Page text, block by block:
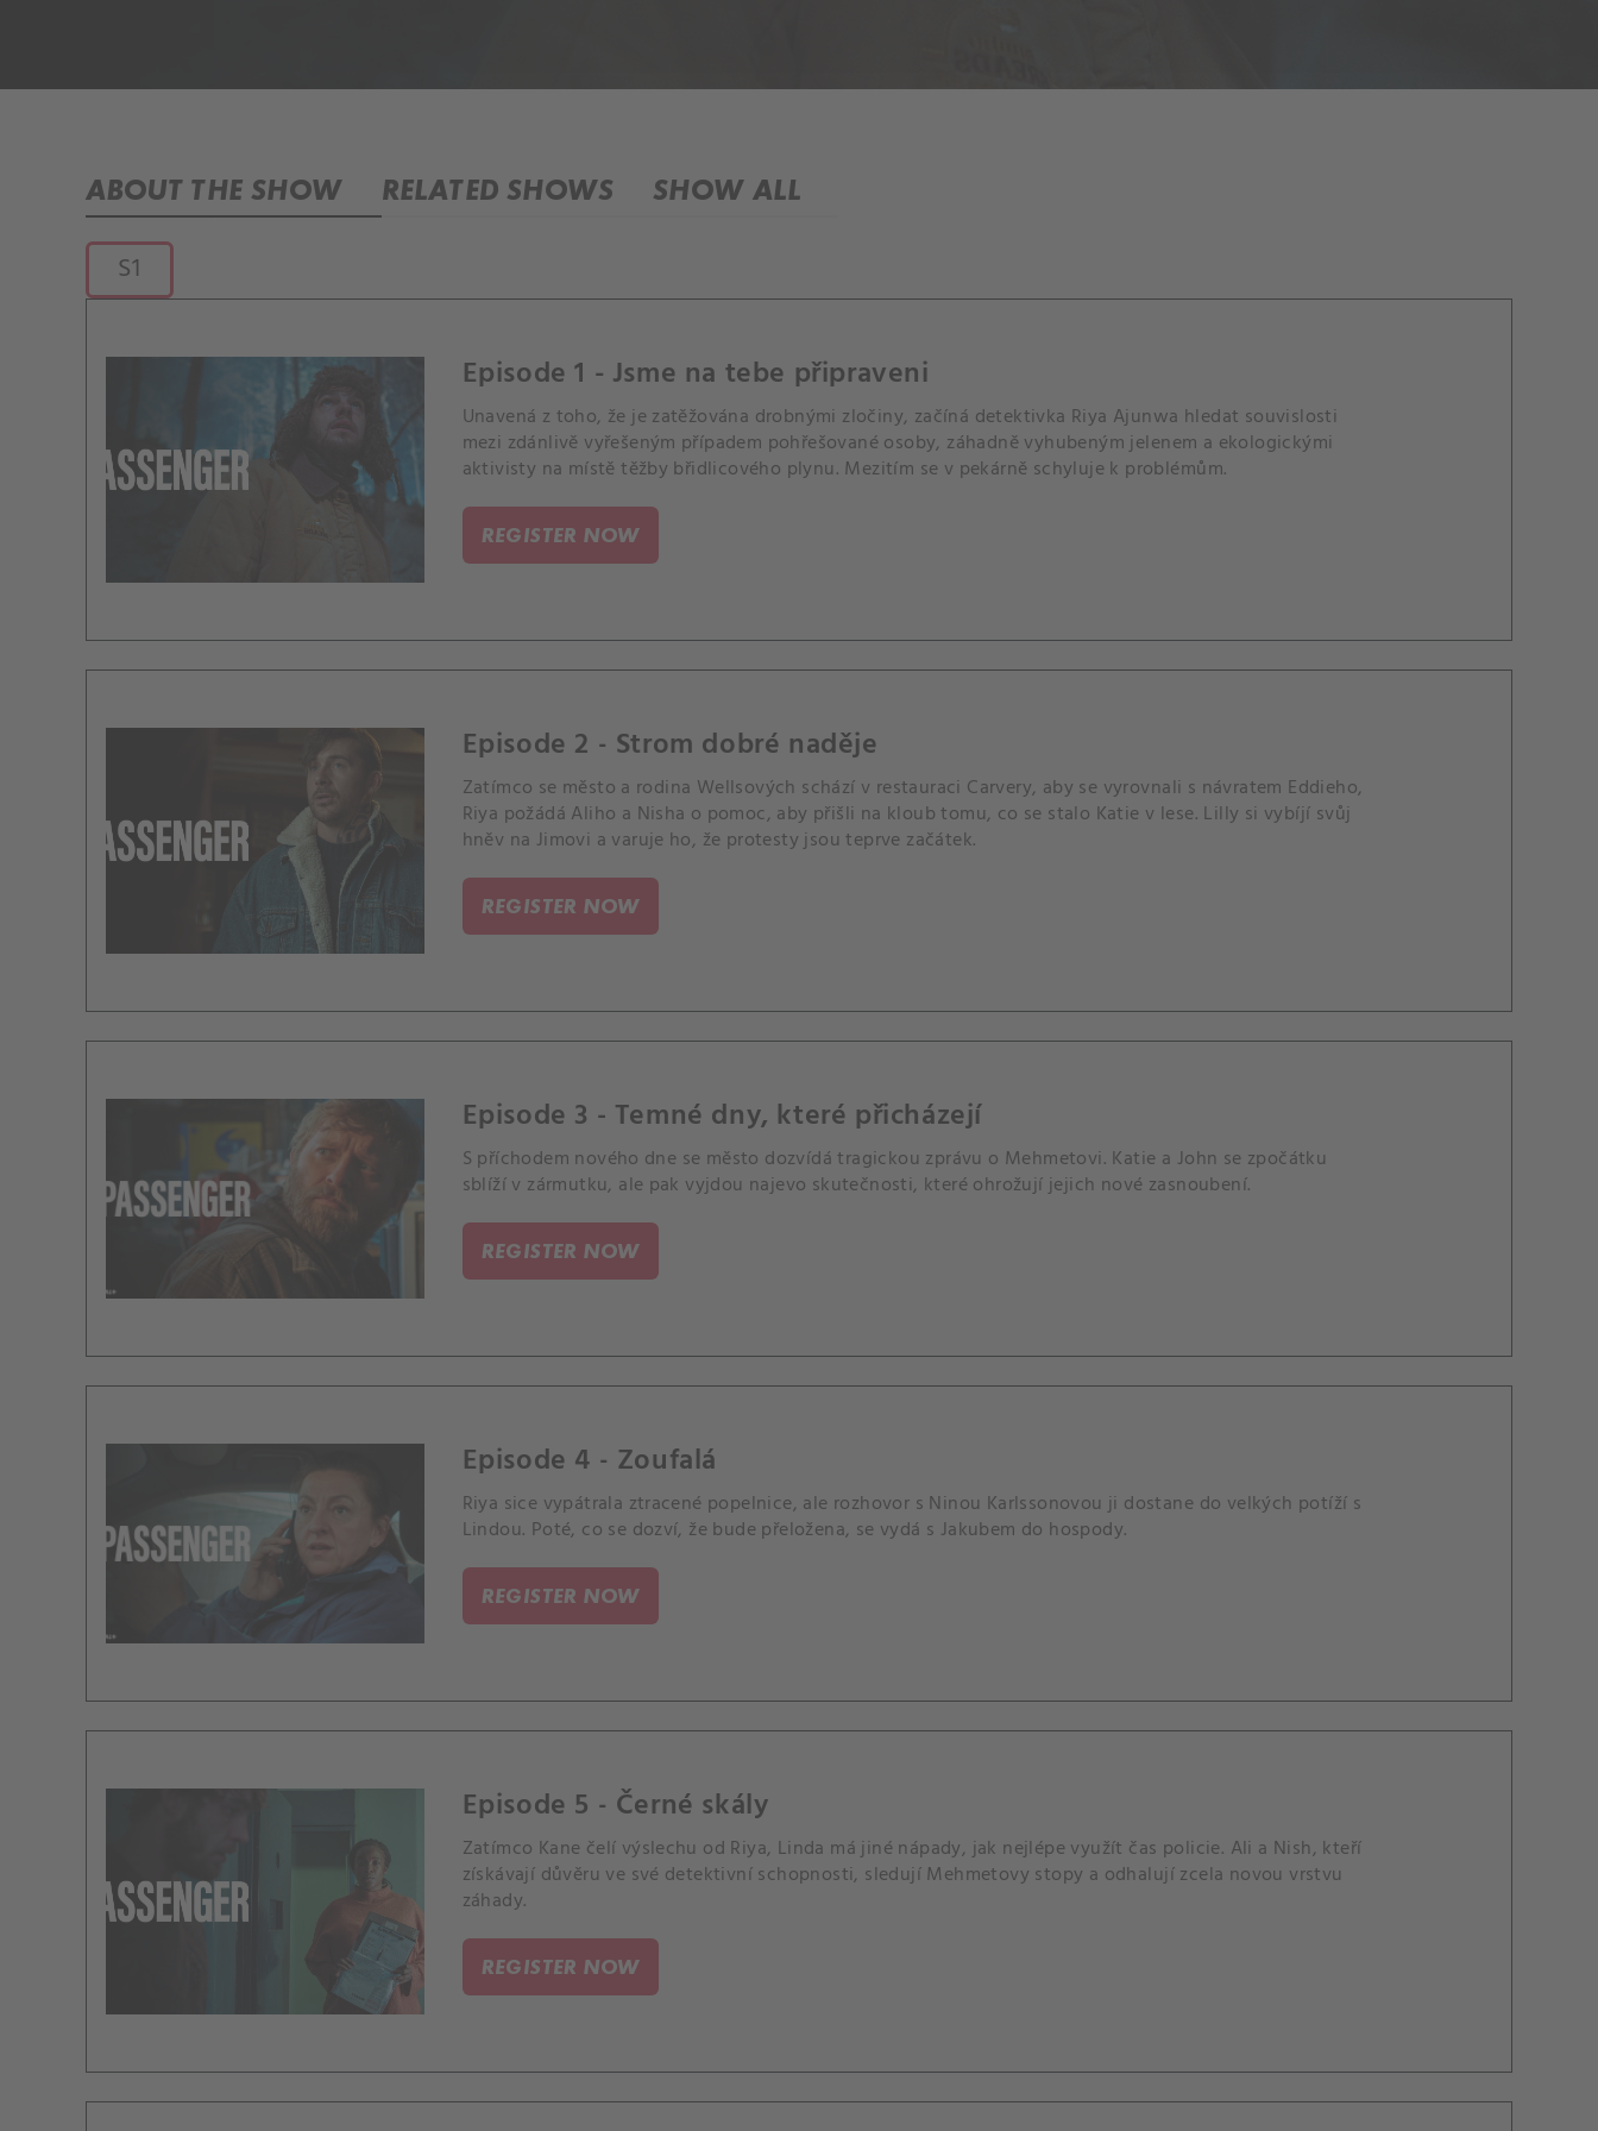
ABOUT THE SHOW RELATED SHOWS SHOW ALL
S1
Episode 1 - Jsme na tebe připraveni
Unavená z toho, že je zatěžována drobnými zločiny, začíná detektivka Riya Ajunwa hledat souvislosti
mezi zdánlivě vyřešeným případem pohřešované osoby, záhadně vyhubeným jelenem a ekologickými
aktivisty na místě těžby břidlicového plynu. Mezitím se v pekárně schyluje k problémům.
REGISTER NOW
Episode 2 - Strom dobré naděje
Zatímco se město a rodina Wellsových schází v restauraci Carvery, aby se vyrovnali s návratem Eddieho,
Riya požádá Aliho a Nisha o pomoc, aby přišli na kloub tomu, co se stalo Katie v lese. Lilly si vybíjí svůj
hněv na Jimovi a varuje ho, že protesty jsou teprve začátek.
REGISTER NOW
Episode 3 - Temné dny, které přicházejí
S příchodem nového dne se město dozvídá tragickou zprávu o Mehmetovi. Katie a John se zpočátku
sblíží v zármutku, ale pak vyjdou najevo skutečnosti, které ohrožují jejich nové zasnoubení.
REGISTER NOW
Episode 4 - Zoufalá
Riya sice vypátrala ztracené popelnice, ale rozhovor s Ninou Karlssonovou ji dostane do velkých potíží s
Lindou. Poté, co se dozví, že bude přeložena, se vydá s Jakubem do hospody.
REGISTER NOW
Episode 5 - Černé skály
Zatímco Kane čelí výslechu od Riya, Linda má jiné nápady, jak nejlépe využít čas policie. Ali a Nish, kteří
získávají důvěru ve své detektivní schopnosti, sledují Mehmetovy stopy a odhalují zcela novou vrstvu
záhady.
REGISTER NOW